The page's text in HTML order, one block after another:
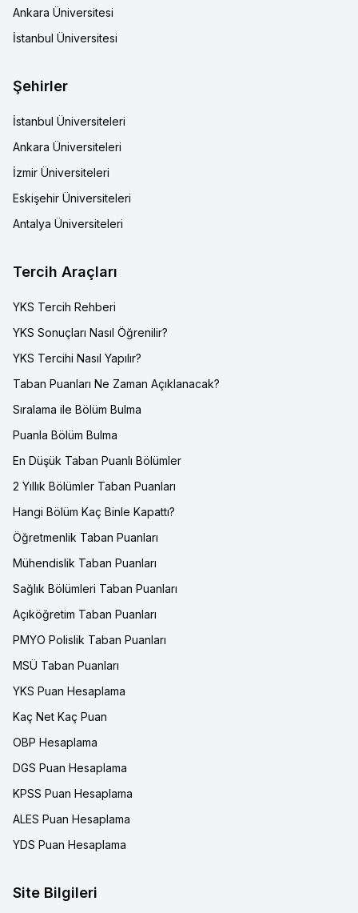
Ankara Üniversitesi
İstanbul Üniversitesi
Şehirler
İstanbul Üniversiteleri
Ankara Üniversiteleri
İzmir Üniversiteleri
Eskişehir Üniversiteleri
Antalya Üniversiteleri
Tercih Araçları
YKS Tercih Rehberi
YKS Sonuçları Nasıl Öğrenilir?
YKS Tercihi Nasıl Yapılır?
Taban Puanları Ne Zaman Açıklanacak?
Sıralama ile Bölüm Bulma
Puanla Bölüm Bulma
En Düşük Taban Puanlı Bölümler
2 Yıllık Bölümler Taban Puanları
Hangi Bölüm Kaç Binle Kapattı?
Öğretmenlik Taban Puanları
Mühendislik Taban Puanları
Sağlık Bölümleri Taban Puanları
Açıköğretim Taban Puanları
PMYO Polislik Taban Puanları
MSÜ Taban Puanları
YKS Puan Hesaplama
Kaç Net Kaç Puan
OBP Hesaplama
DGS Puan Hesaplama
KPSS Puan Hesaplama
ALES Puan Hesaplama
YDS Puan Hesaplama
Site Bilgileri